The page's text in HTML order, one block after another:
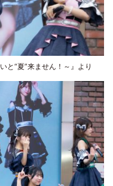
と“夏”来ません！～』より